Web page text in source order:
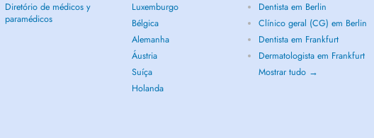
Diretório de médicos y
paramédicos
Luxemburgo
Bélgica
Alemanha
Áustria
Suíça
Holanda
Dentista em Berlin
Clínico geral (CG) em Berlin
Dentista em Frankfurt
Dermatologista em Frankfurt
Mostrar tudo →